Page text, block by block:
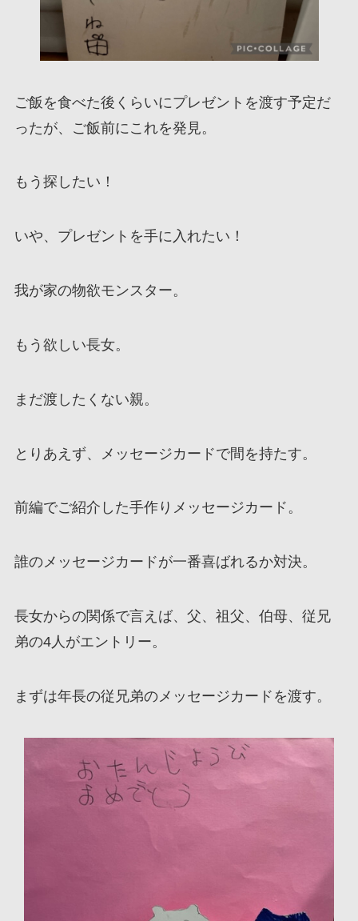
ご飯を食べた後くらいにプレゼントを渡す予定だ
ったが、ご飯前にこれを発見。
もう探したい！
いや、プレゼントを手に入れたい！
我が家の物欲モンスター。
もう欲しい長女。
まだ渡したくない親。
とりあえず、メッセージカードで間を持たす。
前編でご紹介した手作りメッセージカード。
誰のメッセージカードが一番喜ばれるか対決。
長女からの関係で言えば、父、祖父、伯母、従兄
弟の4人がエントリー。
まずは年長の従兄弟のメッセージカードを渡す。